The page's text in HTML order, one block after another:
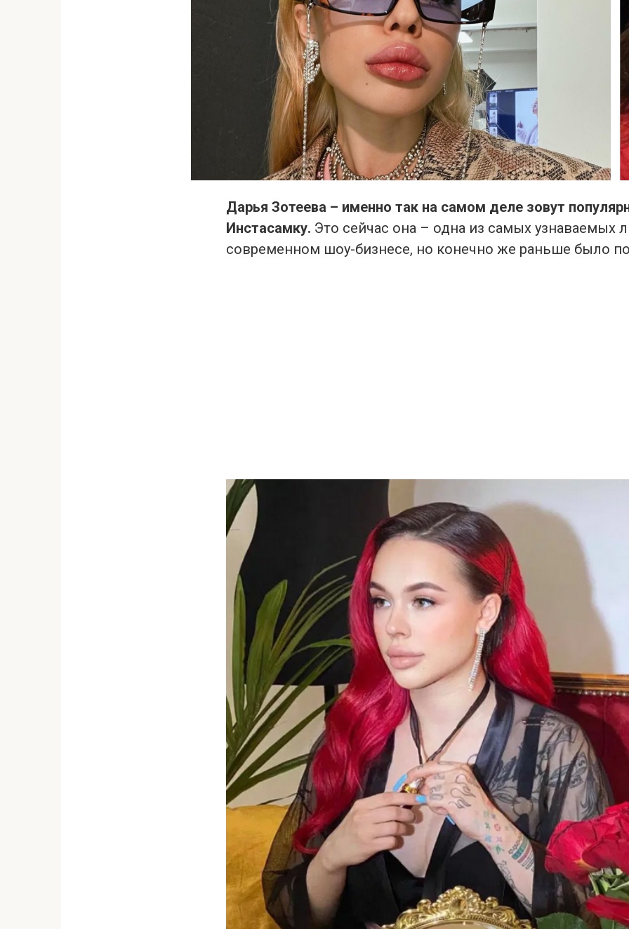
Дарья Зотеева – именно так на самом деле зовут
Инстасамку. Это сейчас она – одна из самых узнаваемых
современном шоу-бизнесе, но конечно же раньше было